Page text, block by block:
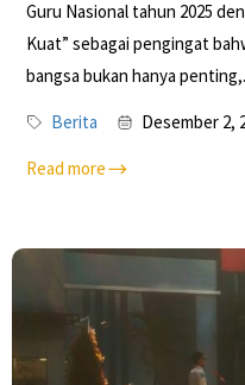
Guru Nasional tahun 2025
Kuat” sebagai pengingat
bangsa bukan hanya
Berita Desember 2,
Read more